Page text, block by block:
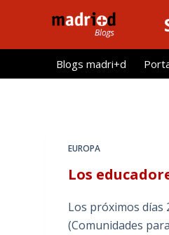
l
Blogs madri+d
EUROPA
Los
Los próximos días
(Comunidades